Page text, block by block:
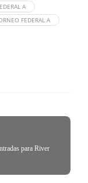
A
FEDERAL A
para River